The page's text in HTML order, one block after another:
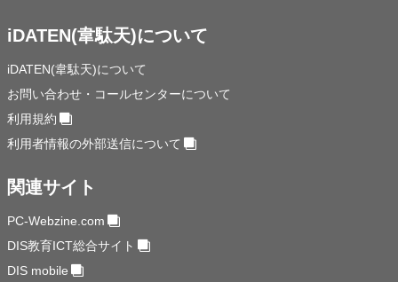
iDATEN(韋駄天)について
iDATEN(韋駄天)について
お問い合わせ・コールセンターについて
利用規約
利用者情報の外部送信について
関連サイト
PC-Webzine.com
DIS教育ICT総合サイト
DIS mobile